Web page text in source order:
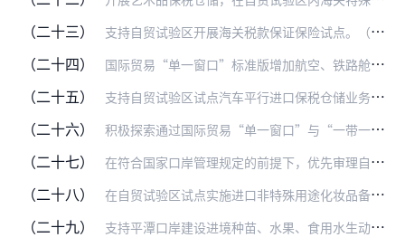
（二十三） 支持自贸试验区开展海关税款保证保险试点。（负责部门：海关总署、银保监会）
（二十四） 国际贸易“单一窗口”标准版增加航空、铁路舱单申报功能。（负责部门：海关总署、民航局、中国铁路总公司）
（二十五） 支持自贸试验区试点汽车平行进口保税仓储业务。（负责部门：海关总署）
（二十六） 积极探索通过国际贸易“单一窗口”与“一带一路”重点国家和地区开展互联互通和信息共享，推动国际贸易“单一窗口”标准版新项目率先在自贸试验区开展试点，促进贸易便利化…
（二十七） 在符合国家口岸管理规定的前提下，优先审理自贸试验区内口岸开放项目。（负责部门：海关总署）
（二十八） 在自贸试验区试点实施进口非特殊用途化妆品备案管理。（负责部门：药监局）
（二十九） 支持平潭口岸建设进境种苗、水果、食用水生动物等监管作业场所。（负责部门：海关总署，适用范围：福建自贸试验区）